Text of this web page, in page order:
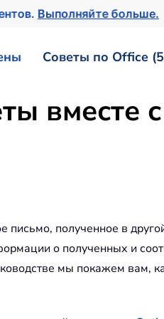
Выполняйте больше.
Советы по Office
полученное в
о полученных и
мы покажем вам,